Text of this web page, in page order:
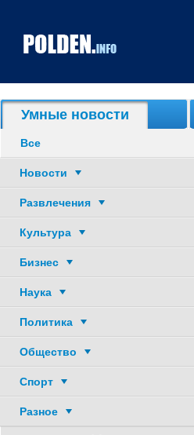
Умные новости
Все
Новости
Развлечения
Культура
Бизнес
Наука
Политика
Общество
Спорт
Разное